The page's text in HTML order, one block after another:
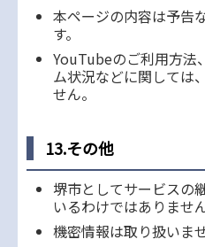
本ページの内容は予告
す。
YouTubeのご利用方法
ム状況などに関しては
せん。
13.その他
堺市としてサービスの
いるわけではありませ
機密情報は取り扱いま